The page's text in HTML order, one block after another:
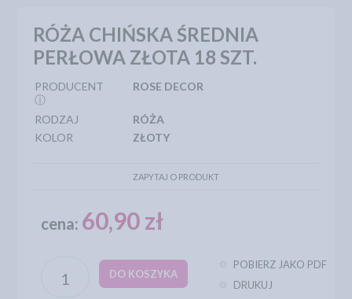
RÓŻA CHIŃSKA ŚREDNIA
PERŁOWA ZŁOTA 18 SZT.
PRODUCENT
ⓘ
ROSE DECOR
RODZAJ
RÓŻA
KOLOR
ZŁOTY
ZAPYTAJ O PRODUKT
cena: 60,90 zł
DO KOSZYKA
POBIERZ JAKO PDF
DRUKUJ